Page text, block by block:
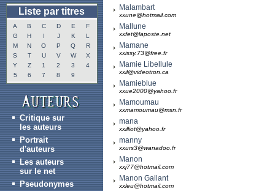
Liste par titres
A B C D E
F
G
H I J K
L
M
N O P Q
R
S
T U V W
X
Y
Z 1 2 3
4
5
6 7 8 9
Critique sur
les auteurs
Portrait
d'auteurs
Les auteurs
sur le net
Pseudonymes
Malambart
xxune@hotmail.com
Mallune
xxfet@laposte.net
Mamane
xxissy.73@free.fr
Mamie Libellule
xxil@videotron.ca
Mamieblue
xxue2000@yahoo.fr
Mamoumau
xxmamoumau@msn.fr
mana
xxilliot@yahoo.fr
manny
xxurs3@wanadoo.fr
Manon
xxj77@hotmail.com
Manon Gallant
xxleu@hotmail.com